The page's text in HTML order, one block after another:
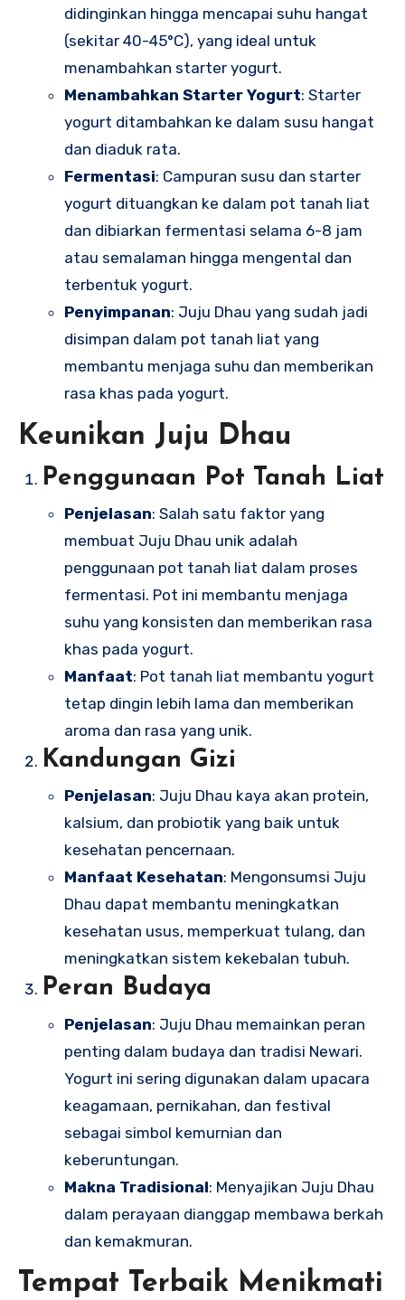
didinginkan hingga mencapai suhu hangat
(sekitar 40-45°C), yang ideal untuk
menambahkan starter yogurt.
Menambahkan Starter Yogurt: Starter
yogurt ditambahkan ke dalam susu hangat
dan diaduk rata.
Fermentasi: Campuran susu dan starter
yogurt dituangkan ke dalam pot tanah liat
dan dibiarkan fermentasi selama 6-8 jam
atau semalaman hingga mengental dan
terbentuk yogurt.
Penyimpanan: Juju Dhau yang sudah jadi
disimpan dalam pot tanah liat yang
membantu menjaga suhu dan memberikan
rasa khas pada yogurt.
Keunikan Juju Dhau
Penggunaan Pot Tanah Liat
Penjelasan: Salah satu faktor yang
membuat Juju Dhau unik adalah
penggunaan pot tanah liat dalam proses
fermentasi. Pot ini membantu menjaga
suhu yang konsisten dan memberikan rasa
khas pada yogurt.
Manfaat: Pot tanah liat membantu yogurt
tetap dingin lebih lama dan memberikan
aroma dan rasa yang unik.
Kandungan Gizi
Penjelasan: Juju Dhau kaya akan protein,
kalsium, dan probiotik yang baik untuk
kesehatan pencernaan.
Manfaat Kesehatan: Mengonsumsi Juju
Dhau dapat membantu meningkatkan
kesehatan usus, memperkuat tulang, dan
meningkatkan sistem kekebalan tubuh.
Peran Budaya
Penjelasan: Juju Dhau memainkan peran
penting dalam budaya dan tradisi Newari.
Yogurt ini sering digunakan dalam upacara
keagamaan, pernikahan, dan festival
sebagai simbol kemurnian dan
keberuntungan.
Makna Tradisional: Menyajikan Juju Dhau
dalam perayaan dianggap membawa berkah
dan kemakmuran.
Tempat Terbaik Menikmati